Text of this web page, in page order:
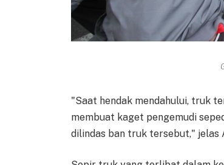
"Saat hendak mendahului, truk
membuat kaget pengemudi
dilindas ban truk tersebut," jelas